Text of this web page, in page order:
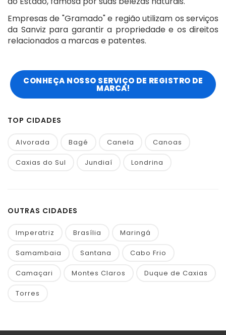
Empresas de "Gramado" e região utilizam os serviços
da Sanviz para garantir a propriedade e os direitos
relacionados a marcas e patentes.
CONHEÇA NOSSO SERVIÇO DE REGISTRO DE
MARCA!
TOP CIDADES
Alvorada Bagé Canela Canoas
Caxias do Sul Jundiaí Londrina
OUTRAS CIDADES
Imperatriz Brasília Maringá
Samambaia Santana Cabo Frio
Camaçari Montes Claros Duque de Caxias
Torres